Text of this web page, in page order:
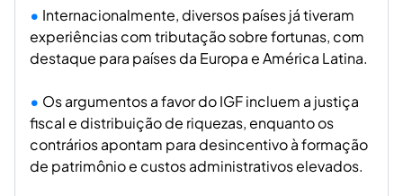
Internacionalmente, diversos países já tiveram
experiências com tributação sobre fortunas, com
destaque para países da Europa e América Latina.
Os argumentos a favor do IGF incluem a justiça
fiscal e distribuição de riquezas, enquanto os
contrários apontam para desincentivo à formação
de patrimônio e custos administrativos elevados.